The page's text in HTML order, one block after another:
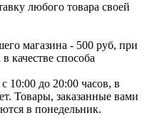
любого товара своей
магазина - 500 руб, при
качестве способа
10:00 до 20:00 часов, в
Товары, заказанные вами
в понедельник.